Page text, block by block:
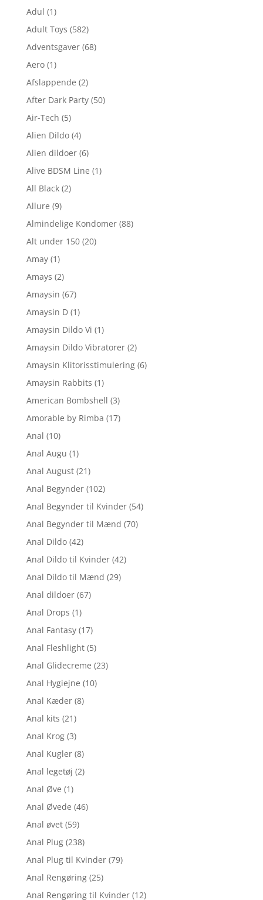
Adul (1)
Adult Toys (582)
Adventsgaver (68)
Aero (1)
Afslappende (2)
After Dark Party (50)
Air-Tech (5)
Alien Dildo (4)
Alien dildoer (6)
Alive BDSM Line (1)
All Black (2)
Allure (9)
Almindelige Kondomer (88)
Alt under 150 (20)
Amay (1)
Amays (2)
Amaysin (67)
Amaysin D (1)
Amaysin Dildo Vi (1)
Amaysin Dildo Vibratorer (2)
Amaysin Klitorisstimulering (6)
Amaysin Rabbits (1)
American Bombshell (3)
Amorable by Rimba (17)
Anal (10)
Anal Augu (1)
Anal August (21)
Anal Begynder (102)
Anal Begynder til Kvinder (54)
Anal Begynder til Mænd (70)
Anal Dildo (42)
Anal Dildo til Kvinder (42)
Anal Dildo til Mænd (29)
Anal dildoer (67)
Anal Drops (1)
Anal Fantasy (17)
Anal Fleshlight (5)
Anal Glidecreme (23)
Anal Hygiejne (10)
Anal Kæder (8)
Anal kits (21)
Anal Krog (3)
Anal Kugler (8)
Anal legetøj (2)
Anal Øve (1)
Anal Øvede (46)
Anal øvet (59)
Anal Plug (238)
Anal Plug til Kvinder (79)
Anal Rengøring (25)
Anal Rengøring til Kvinder (12)